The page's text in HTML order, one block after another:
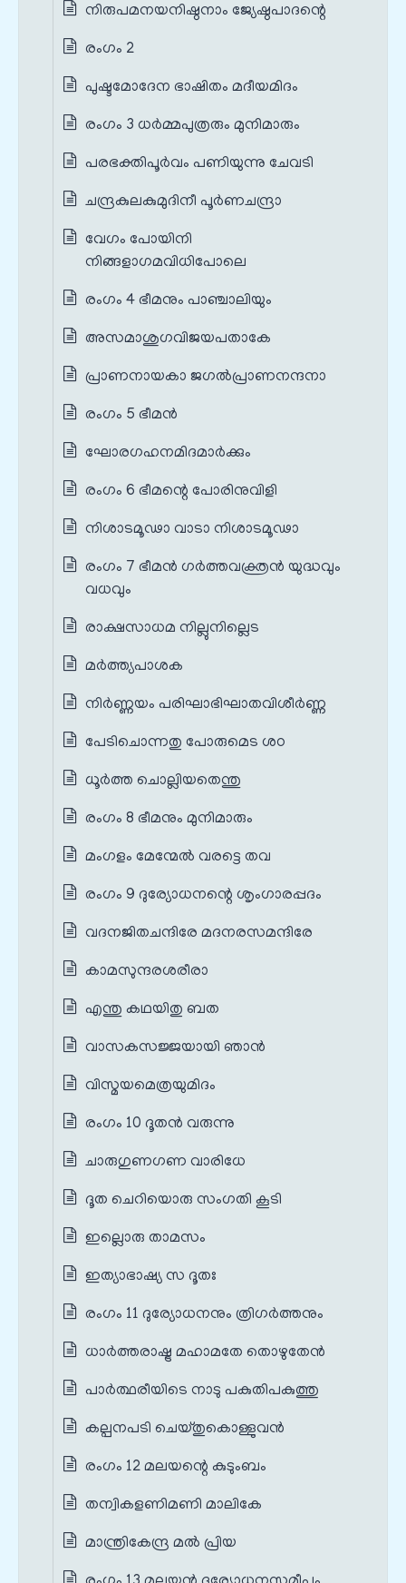
നിരുപമനയനിഷ്ഠനാം ജ്യേഷ്ഠപാദന്റെ
രംഗം 2
പുഷ്ടമോദേന ഭാഷിതം മദീയമിദം
രംഗം 3 ധർമ്മപുത്രരും മുനിമാരും
പരഭക്തിപൂർവം പണിയുന്നു ചേവടി
ചന്ദ്രകുലകുമുദിനീ പൂർണചന്ദ്രാ
വേഗം പോയിനി
നിങ്ങളാഗമവിധിപോലെ
രംഗം 4 ഭീമനും പാഞ്ചാലിയും
അസമാശുഗവിജയപതാകേ
പ്രാണനായകാ ജഗൽപ്രാണനന്ദനാ
രംഗം 5 ഭീമൻ
ഘോരഗഹനമിദമാർക്കും
രംഗം 6 ഭീമന്റെ പോരിനുവിളി
നിശാടമൂഢാ വാടാ നിശാടമൂഢാ
രംഗം 7 ഭീമൻ ഗർത്തവക്ത്രൻ യുദ്ധവും
വധവും
രാക്ഷസാധമ നില്ലുനില്ലെട
മർത്ത്യപാശക
നിർണ്ണയം പരിഘാഭിഘാതവിശീർണ്ണ
പേടിചൊന്നതു പോരുമെട ശഠ
ധൂർത്ത ചൊല്ലിയതെന്തു
രംഗം 8 ഭീമനും മുനിമാരും
മംഗളം മേന്മേൽ വരട്ടെ തവ
രംഗം 9 ദുര്യോധനന്റെ ശൃംഗാരപ്പദം
വദനജിതചന്ദിരേ മദനരസമന്ദിരേ
കാമസുന്ദരശരീരാ
എന്തു കഥയിതു ബത
വാസകസജ്ജയായി ഞാൻ
വിസ്മയമെത്രയുമിദം
രംഗം 10 ദൂതൻ വരുന്നു
ചാരുഗുണഗണ വാരിധേ
ദൂത ചെറിയൊരു സംഗതി കൂടി
ഇല്ലൊരു താമസം
ഇത്യാഭാഷ്യ സ ദൂതഃ
രംഗം 11 ദുര്യോധനനും ത്രിഗർത്തനും
ധാർത്തരാഷ്ട്ര മഹാമതേ തൊഴുതേൻ
പാർത്ഥരീയിടെ നാടു പകുതിപകുത്തു
കല്പനപടി ചെയ്തുകൊള്ളുവൻ
രംഗം 12 മലയന്റെ കുടുംബം
തന്വികളണിമണി മാലികേ
മാന്ത്രികേന്ദ്ര മൽ പ്രിയ